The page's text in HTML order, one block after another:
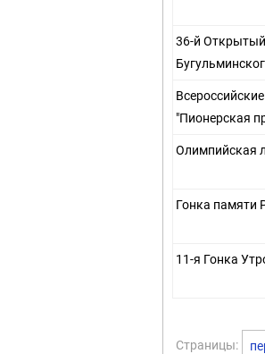
36-й
"Пионерская
Олимпийская
Гонка памяти
11-я Гонка
Страницы: